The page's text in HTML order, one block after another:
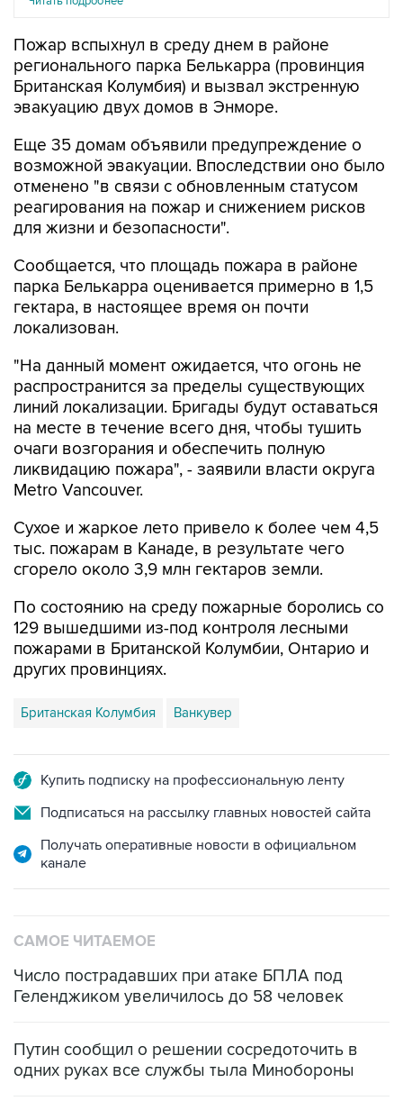
Пожар вспыхнул в среду днем в районе
регионального парка Белькарра (провинция
Британская Колумбия) и вызвал экстренную
эвакуацию двух домов в Энморе.
Еще 35 домам объявили предупреждение о
возможной эвакуации. Впоследствии оно было
отменено "в связи с обновленным статусом
реагирования на пожар и снижением рисков
для жизни и безопасности".
Сообщается, что площадь пожара в районе
парка Белькарра оценивается примерно в 1,5
гектара, в настоящее время он почти
локализован.
"На данный момент ожидается, что огонь не
распространится за пределы существующих
линий локализации. Бригады будут оставаться
на месте в течение всего дня, чтобы тушить
очаги возгорания и обеспечить полную
ликвидацию пожара", - заявили власти округа
Metro Vancouver.
Сухое и жаркое лето привело к более чем 4,5
тыс. пожарам в Канаде, в результате чего
сгорело около 3,9 млн гектаров земли.
По состоянию на среду пожарные боролись со
129 вышедшими из-под контроля лесными
пожарами в Британской Колумбии, Онтарио и
других провинциях.
Британская Колумбия Ванкувер
Купить подписку на профессиональную ленту
Подписаться на рассылку главных новостей сайта
Получать оперативные новости в официальном
канале
САМОЕ ЧИТАЕМОЕ
Число пострадавших при атаке БПЛА под
Геленджиком увеличилось до 58 человек
Путин сообщил о решении сосредоточить в
одних руках все службы тыла Минобороны